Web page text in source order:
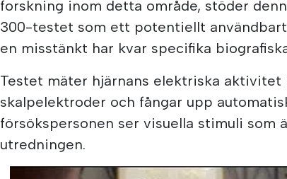
forskning inom detta område, stöder
300-testet som ett potentiellt
en misstänkt har kvar specifika
Testet mäter hjärnans elektriska aktivitet
skalpelektroder och fångar upp
försökspersonen ser visuella stimuli som
utredningen.